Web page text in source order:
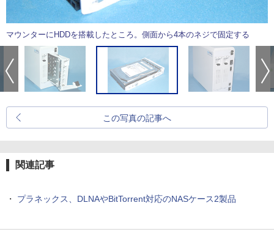
マウンターにHDDを搭載したところ。側面から4本のネジで固定する
この写真の記事へ
関連記事
・ プラネックス、DLNAやBitTorrent対応のNASケース2製品